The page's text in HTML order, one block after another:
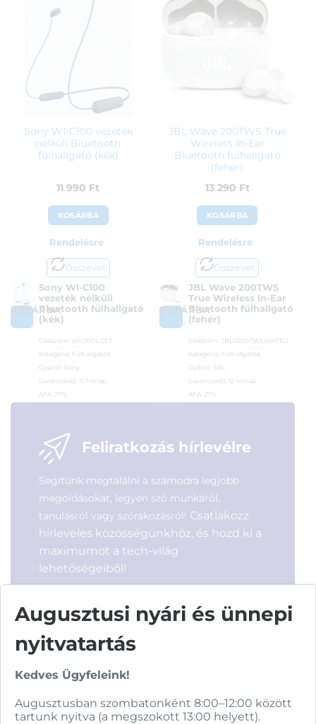
Sony WI-C100 vezeték
nélküli Bluetooth
fülhallgató (kék)
11 990 Ft
KOSÁRBA
Rendelésre
Összevet
KOSÁRBA
Sony WI-C100
vezeték nélküli
Bluetooth fülhallgató
(kék)
Cikkszám: WIC100L.CE7
Kategória: Fülhallgatók
Gyártó: Sony
Garanciaidő: 12 hónap
ÁFA:
27%
JBL Wave 200TWS True
Wireless In-Ear
Bluetooth fülhallgató
(fehér)
13 290 Ft
KOSÁRBA
Rendelésre
Összevet
KOSÁRBA
JBL Wave 200TWS
True Wireless In-Ear
Bluetooth fülhallgató
(fehér)
Cikkszám:
JBLV200TWSWHTEU
Kategória: Fülhallgatók
Gyártó:
JBL
Garanciaidő: 12 hónap
ÁFA:
27%
Feliratkozás hírlevélre
Segítünk megtalálni a számodra legjobb
megoldásokat, legyen szó munkáról,
tanulásról vagy szórakozásról! Csatlakozz
hírleveles közösségünkhöz, és hozd ki a
maximumot a tech-világ
lehetőségeiből!
Elfogadom azÁSZF-ben található
Augusztusi nyári és ünnepi
nyitvatartás
Kedves Ügyfeleink!
Augusztusban szombatonként 8:00–12:00 között
tartunk nyitva (a megszokott 13:00 helyett).